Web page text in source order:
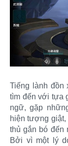
Tiếng lành đồn
tìm đến với tựa
ngữ, gặp
hiện tượng
thủ gắn bó đến
Bởi vì một lý